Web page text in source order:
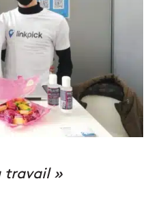
travail »